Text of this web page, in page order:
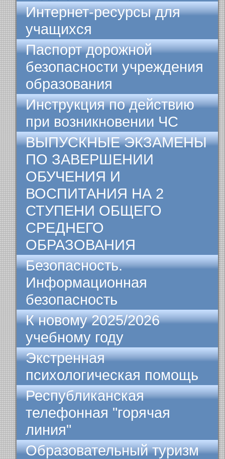
Интернет-ресурсы для
учащихся
Паспорт дорожной
безопасности учреждения
образования
Инструкция по действию
при возникновении ЧС
ВЫПУСКНЫЕ ЭКЗАМЕНЫ
ПО ЗАВЕРШЕНИИ
ОБУЧЕНИЯ И
ВОСПИТАНИЯ НА 2
СТУПЕНИ ОБЩЕГО
СРЕДНЕГО
ОБРАЗОВАНИЯ
Безопасность.
Информационная
безопасность
К новому 2025/2026
учебному году
Экстренная
психологическая помощь
Республиканская
телефонная "горячая
линия"
Образовательный туризм